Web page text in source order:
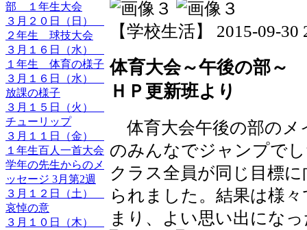
部 １年生大会
３月２０日（日）
２年生 球技大会
３月１６日（水）
１年生 体育の様子
３月１６日（水）
放課の様子
３月１５日（火）
チューリップ
３月１１日（金）
１年生百人一首大会
学年の先生からのメ
ッセージ 3月第2週
３月１２日（土）
哀悼の意
３月１０日（木）
【学校生活】 2015-09-30
体育大会～午後の部～
ＨＰ更新班より
体育大会午後の部のメ
のみんなでジャンプで
クラス全員が同じ目標
られました。結果は様
まり、よい思い出にな